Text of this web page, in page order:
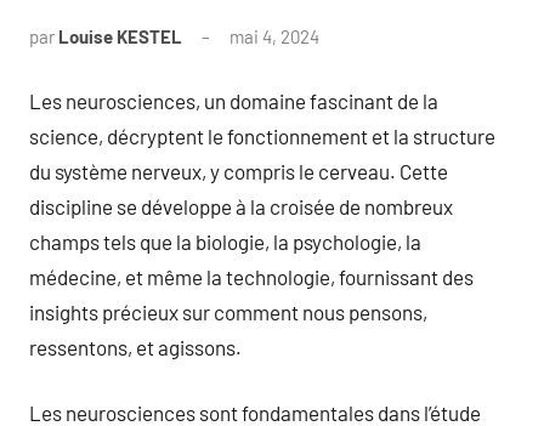
par Louise KESTEL mai 4, 2024
Les neurosciences, un domaine fascinant de la
science, décryptent le fonctionnement et la structure
du système nerveux, y compris le cerveau. Cette
discipline se développe à la croisée de nombreux
champs tels que la biologie, la psychologie, la
médecine, et même la technologie, fournissant des
insights précieux sur comment nous pensons,
ressentons, et agissons.
Les neurosciences sont fondamentales dans l’étude